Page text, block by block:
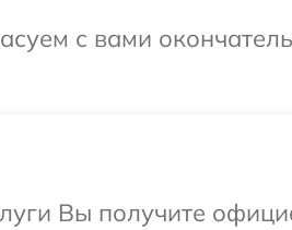
с вами
Вы получите